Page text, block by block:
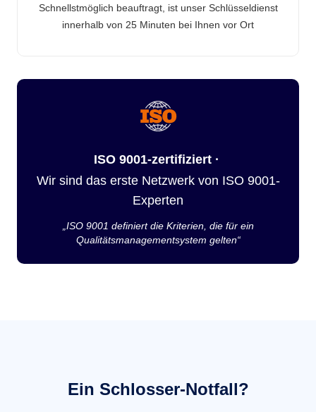
Schnellstmöglich beauftragt, ist unser Schlüsseldienst
innerhalb von 25 Minuten bei Ihnen vor Ort
ISO 9001-zertifiziert ·
Wir sind das erste Netzwerk von ISO 9001-
Experten
„ISO 9001 definiert die Kriterien, die für ein
Qualitätsmanagementsystem gelten“
Ein Schlosser-Notfall?